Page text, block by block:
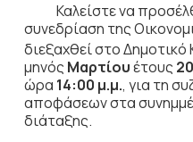
Καλείστε να
συνεδρίαση της
διεξαχθεί στο
μηνός Μαρτίουέτους
ώρα 14:00 μ.μ., για τη
αποφάσεων στα
διάταξης.